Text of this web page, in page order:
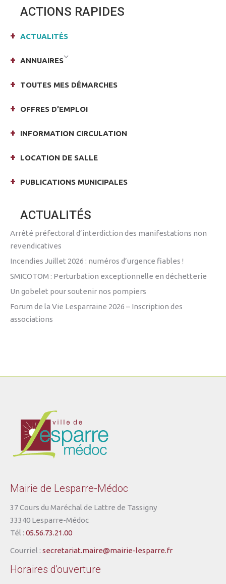
ACTIONS RAPIDES
ACTUALITÉS
ANNUAIRES
TOUTES MES DÉMARCHES
OFFRES D’EMPLOI
INFORMATION CIRCULATION
LOCATION DE SALLE
PUBLICATIONS MUNICIPALES
ACTUALITÉS
Arrêté préfectoral d’interdiction des manifestations non
revendicatives
Incendies Juillet 2026 : numéros d’urgence fiables !
SMICOTOM : Perturbation exceptionnelle en déchetterie
Un gobelet pour soutenir nos pompiers
Forum de la Vie Lesparraine 2026 – Inscription des
associations
Mairie de Lesparre-Médoc
37 Cours du Maréchal de Lattre de Tassigny
33340 Lesparre-Médoc
Tél : 05.56.73.21.00
Courriel : secretariat.maire@mairie-lesparre.fr
Horaires d'ouverture